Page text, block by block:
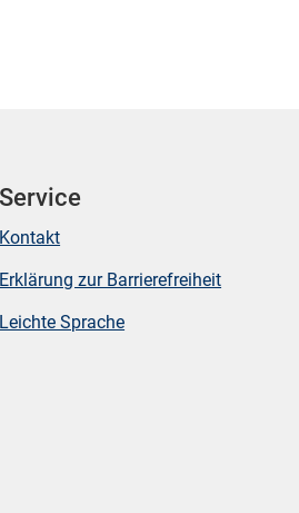
Service
Kontakt
Erklärung zur Barrierefreiheit
Leichte Sprache